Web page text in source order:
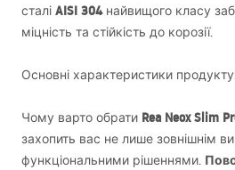
сталі AISI 304найвищого класу
міцність та стійкість до корозії.
Основні характеристики
Чому варто обрати Rea Neox Slim
захопить вас не лише зовнішнім
функціональними рішеннями.